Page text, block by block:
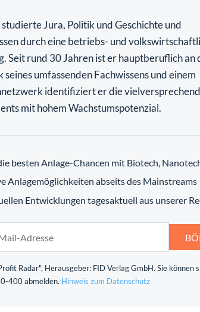
Jura, Politik und Geschichte und
durch eine betriebs- und
Seit rund 30 Jahren ist er hauptberuflich an
seines umfassenden Fachwissens und einem
identifiziert er die
mit hohem Wachstumspotenzial.
besten Anlage-Chancen mit Biotech,
Anlagemöglichkeiten abseits des Mainstreams
Entwicklungen tagesaktuell aus unserer
Radar", Herausgeber: FID Verlag GmbH. Sie können
400 abmelden. Hinweis zum Datenschutz